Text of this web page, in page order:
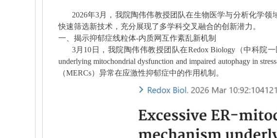
2026年3月，我院陶伟伟教授团队在生物医学与分析化学
快速筛选新技术，充分展现了多学科交叉融合的创新潜力。
一、揭示抑郁症线粒体-内质网互作紊乱新机制
3月 10 日，我院陶伟伟教授团队在Redox Biology （中科院一
underlying mitochondrial dysfunction and impaired autophagy in
（MERCs）异常在应激性抑郁症中的作用机制。